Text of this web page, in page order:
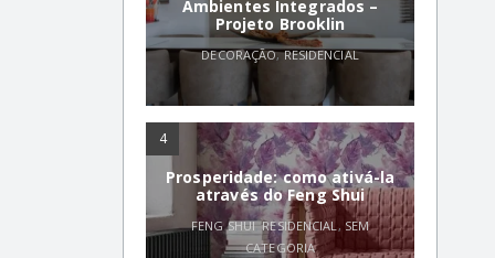
Ambientes Integrados –
Projeto Brooklin
DECORAÇÃO,RESIDENCIAL
4
Prosperidade: como ativá-la
através do Feng Shui
FENG SHUI,RESIDENCIAL, SEM
CATEGORIA